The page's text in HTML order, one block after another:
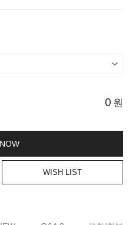
0 원
WISH LIST